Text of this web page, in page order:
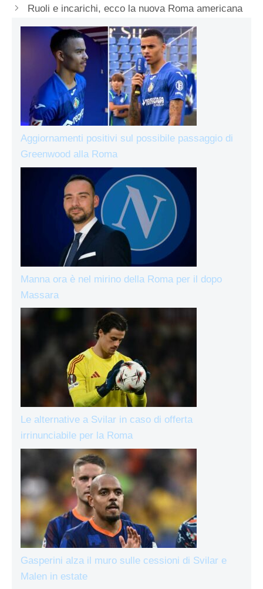
Ruoli e incarichi, ecco la nuova Roma americana
Aggiornamenti positivi sul possibile passaggio di
Greenwood alla Roma
Manna ora è nel mirino della Roma per il dopo
Massara
Le alternative a Svilar in caso di offerta
irrinunciabile per la Roma
Gasperini alza il muro sulle cessioni di Svilar e
Malen in estate